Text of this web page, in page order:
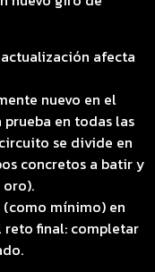
actualización afecta
nuevo en el
en todas las
se divide en
concretos a batir y
mínimo) en
reto final: completar